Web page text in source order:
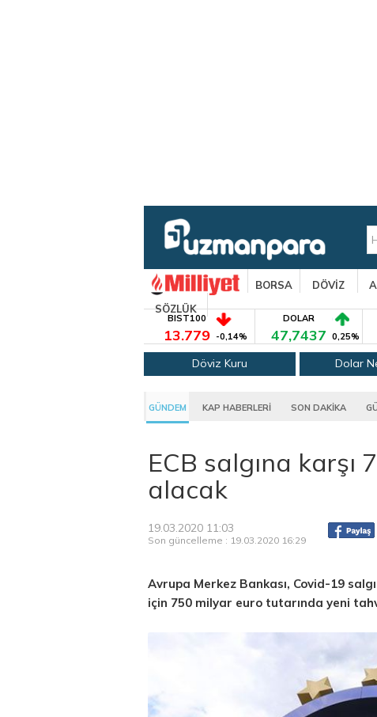
BORSA DÖVİZ
SÖZLÜK
BIST100
13.779 -0,14%
DOLAR
47,7437 0,25%
Döviz Kuru Dolar
GÜNDEM KAP HABERLERİ SON DAKİKA
ECB salgına
alacak
19.03.2020 11:03
Son güncelleme : 19.03.2020 16:29
Avrupa Merkez Bankası, Covid-19
için 750 milyar euro tutarında yeni